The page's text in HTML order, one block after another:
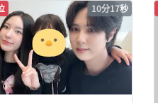
10分17秒